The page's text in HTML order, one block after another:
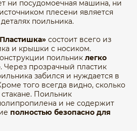
ни посудомоечная машина, ни
плесени является
поильника.
состоит всего из
и крышки с носиком.
поильник легко
. Через прозрачный пластик
забился и нуждается в
того всегда видно, сколько
Поильник
и не содержит
полностью безопасно для